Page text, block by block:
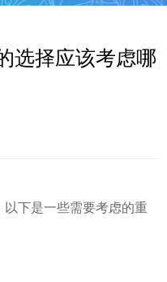
选择应该考虑哪
下是一些需要考虑的重